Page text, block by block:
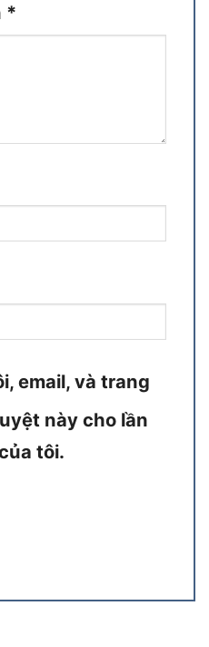
*
email, và trang
này cho lần
tôi.